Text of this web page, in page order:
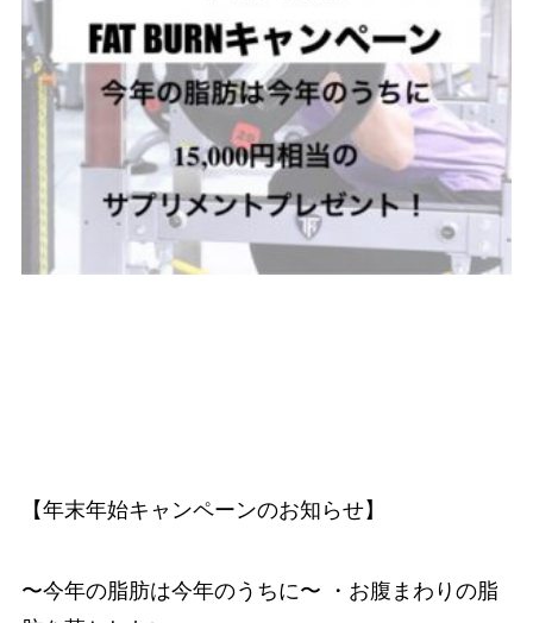
【年末年始キャンペーンのお知らせ】
〜今年の脂肪は今年のうちに〜 ・お腹まわりの脂